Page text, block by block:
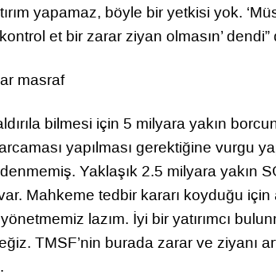
yapamaz, böyle bir yetkisi yok.
et bir zarar ziyan olmasın’ dendi”
masraf
bilmesi için 5 milyara yakın
yapılması gerektiğine vurgu
Yaklaşık 2.5 milyara yakın
Mahkeme tedbir kararı koyduğu için
lazım. İyi bir yatırımcı
TMSF’nin burada zarar ve ziyanı